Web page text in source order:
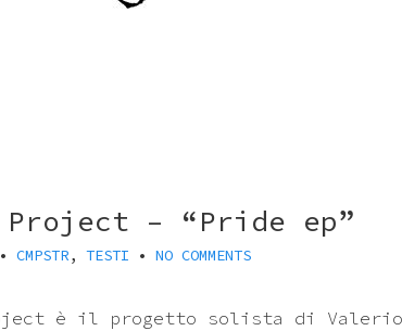
Project – “Pride ep”
• CMPSTR, TESTI • NO COMMENTS
è il progetto solista di